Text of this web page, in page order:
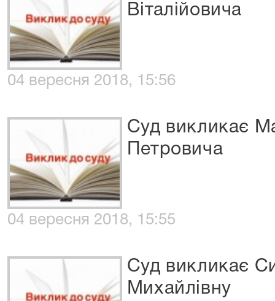
Віталійовича
04 вересня 2018, 15:56
Суд викликає
Петровича
04 вересня 2018, 15:55
Суд викликає
Михайлівну